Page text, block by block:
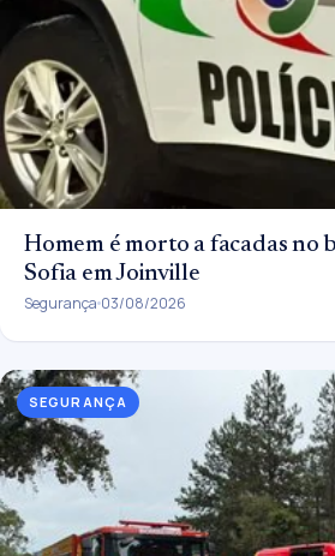
Homem é morto a facadas no
Sofia em Joinville
Segurança 03/08/2026
SEGURANÇA